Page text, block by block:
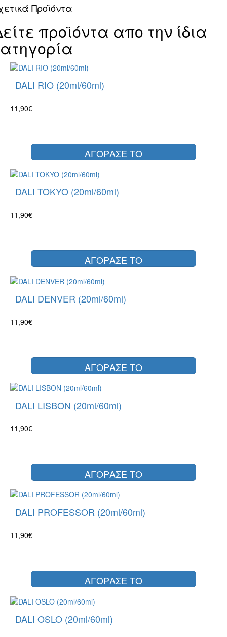
Προϊόντα
προϊόντα απο την ίδια
DALI RIO (20ml/60ml)
11,90€
ΑΓΟΡΑΣΕ ΤΟ
DALI TOKYO (20ml/60ml)
11,90€
ΑΓΟΡΑΣΕ ΤΟ
DALI DENVER (20ml/60ml)
11,90€
ΑΓΟΡΑΣΕ ΤΟ
DALI LISBON (20ml/60ml)
11,90€
ΑΓΟΡΑΣΕ ΤΟ
DALI PROFESSOR (20ml/60ml)
11,90€
ΑΓΟΡΑΣΕ ΤΟ
DALI OSLO (20ml/60ml)